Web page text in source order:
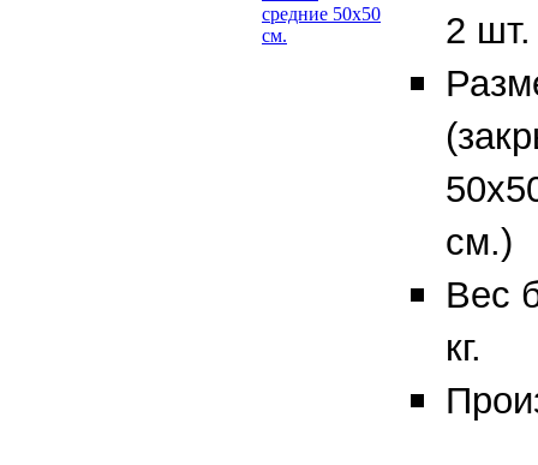
2 шт.
см.)
Вес
кг.